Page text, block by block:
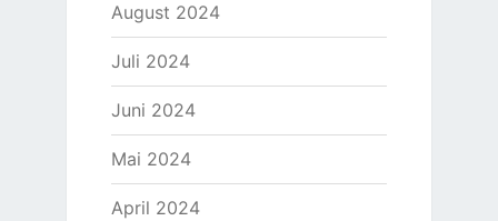
August 2024
Juli 2024
Juni 2024
Mai 2024
April 2024